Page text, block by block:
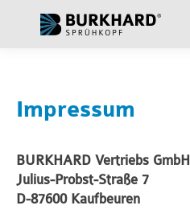
Impressum
BURKHARD Vertriebs GmbH
Julius-Probst-Straße 7
D-87600 Kaufbeuren